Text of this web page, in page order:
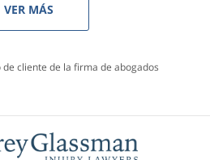
VER MÁS
cliente de la firma de abogados